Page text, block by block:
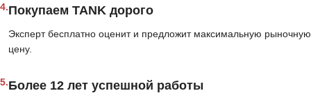
4.Покупаем TANK дорого
Эксперт бесплатно оценит и предложит максимальную рыночную
цену.
5.Более 12 лет успешной работы